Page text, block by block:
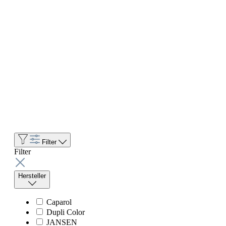
Filter
Filter
Hersteller
Caparol
Dupli Color
JANSEN